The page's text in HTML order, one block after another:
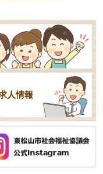
人情報